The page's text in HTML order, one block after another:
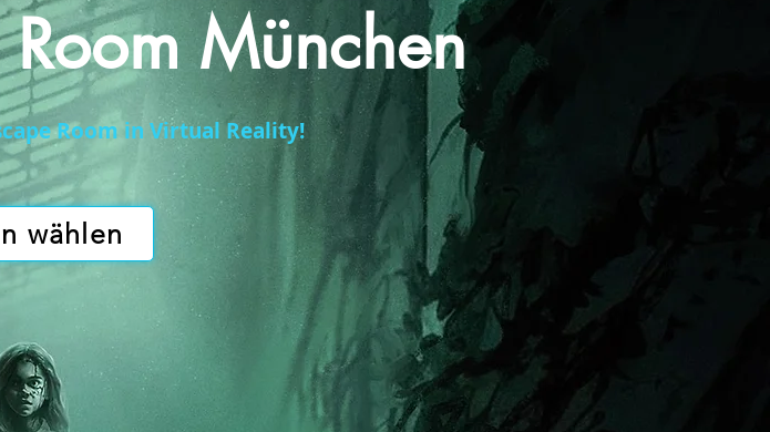
München
Room in Virtual Reality!
wählen